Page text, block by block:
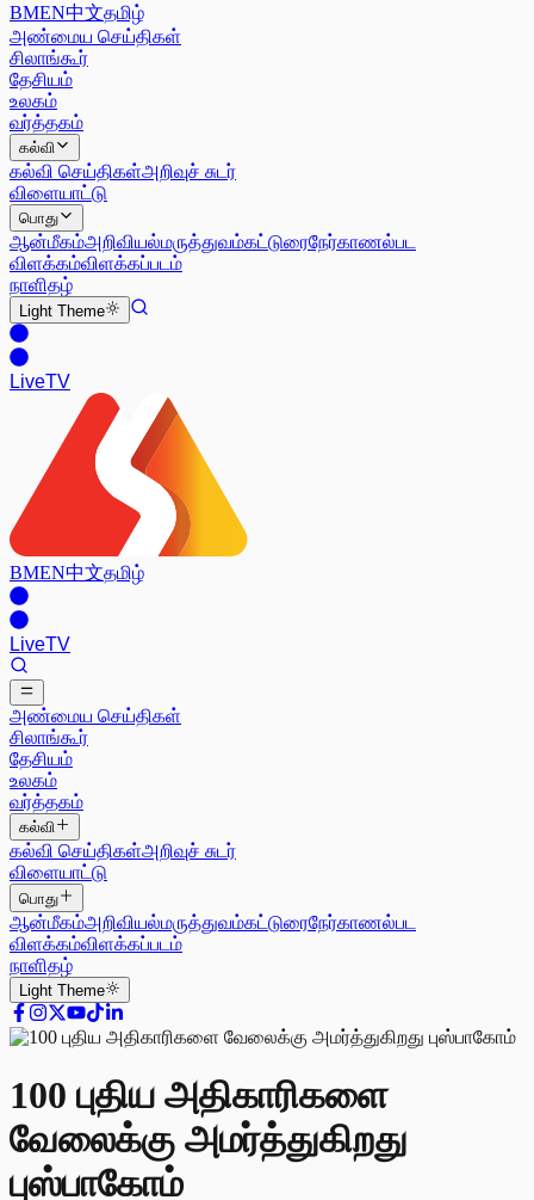
BMEN中文தமிழ்
அண்மைய செய்திகள்
சிலாங்கூர்
தேசியம்
உலகம்
வர்த்தகம்
கல்வி
கல்வி செய்திகள்அறிவுச் சுடர்
விளையாட்டு
பொது
ஆன்மீகம்அறிவியல்மருத்துவம்கட்டுரைநேர்காணல்பட
விளக்கம்விளக்கப்படம்
நாளிதழ்
Light Theme
LiveTV
BMEN中文தமிழ்
LiveTV
அண்மைய செய்திகள்
சிலாங்கூர்
தேசியம்
உலகம்
வர்த்தகம்
கல்வி
கல்வி செய்திகள்அறிவுச் சுடர்
விளையாட்டு
பொது
ஆன்மீகம்அறிவியல்மருத்துவம்கட்டுரைநேர்காணல்பட
விளக்கம்விளக்கப்படம்
நாளிதழ்
Light Theme
100 புதிய அதிகாரிகளை
வேலைக்கு அமர்த்துகிறது
புஸ்பாகோம்